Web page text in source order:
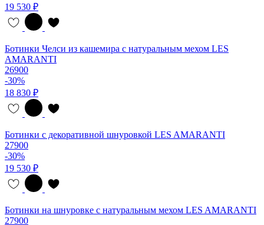
19 530 ₽
Ботинки Челси из кашемира с натуральным мехом LES
AMARANTI
26900
-30%
18 830 ₽
Ботинки с декоративной шнуровкой LES AMARANTI
27900
-30%
19 530 ₽
Ботинки на шнуровке с натуральным мехом LES AMARANTI
27900